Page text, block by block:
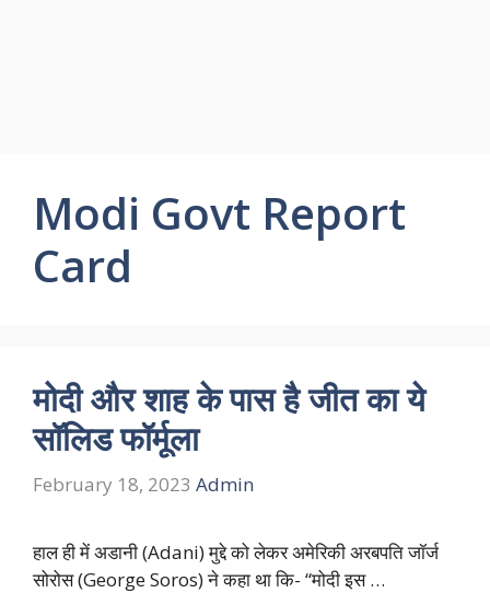
Modi Govt Report
Card
मोदी और शाह के पास है जीत का ये
सॉलिड फॉर्मूला
February 18, 2023 Admin
हाल ही में अडानी (Adani) मुद्दे को लेकर अमेरिकी अरबपति जॉर्ज
सोरोस (George Soros) ने कहा था कि- “मोदी इस …